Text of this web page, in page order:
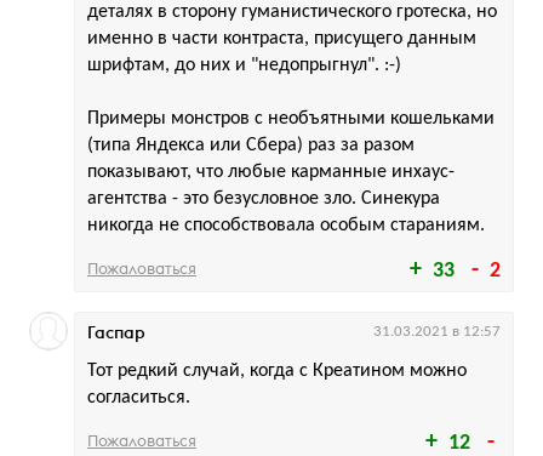
33 2
деталях в сторону гуманистического гротеска, но
именно в части контраста, присущего данным
шрифтам, до них и "недопрыгнул". :-)
Примеры монстров с необъятными кошельками
(типа Яндекса или Сбера) раз за разом
показывают, что любые карманные инхаус-
агентства - это безусловное зло. Синекура
никогда не способствовала особым стараниям.
Пожаловаться
12
Тот редкий случай, когда с Креатином можно
согласиться.
Гаспар 31.03.2021 в 12:57
Пожаловаться